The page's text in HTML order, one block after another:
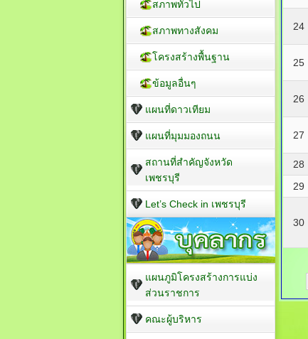
24
25
26
27
28
29
30
สภาพทั่วไป
สภาพทางสังคม
โครงสร้างพื้นฐาน
ข้อมูลอื่นๆ
แผนที่ดาวเทียม
แผนที่มุมมองถนน
สถานที่สำคัญจังหวัด
เพชรบุรี
Let’s Check in เพชรบุรี
แผนภูมิโครงสร้างการแบ่ง
ส่วนราชการ
คณะผู้บริหาร